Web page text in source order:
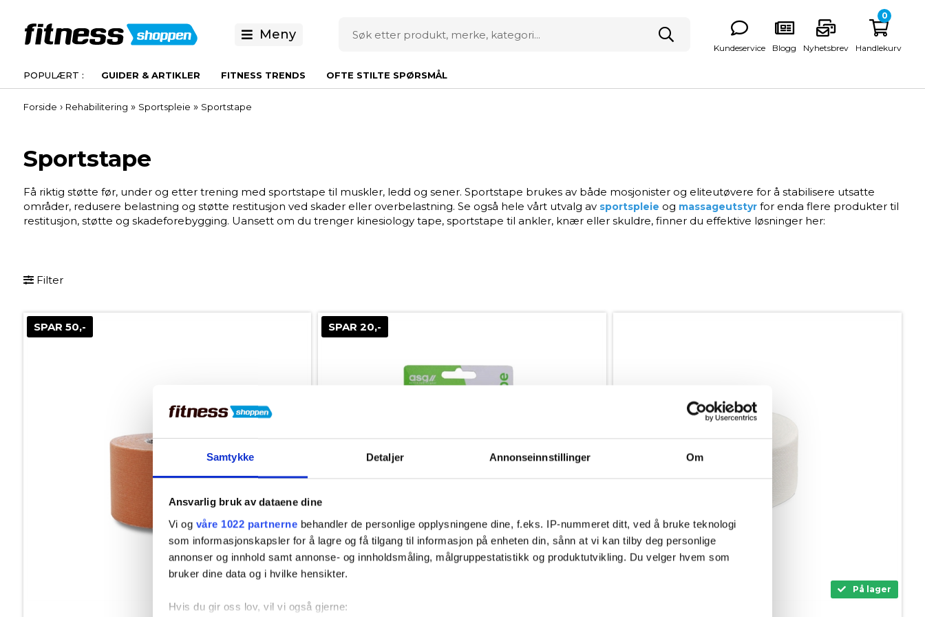
Samtykke Detaljer Annonseinnstillinger Om
Ansvarlig bruk av dataene dine
Vi og våre 1022 partnerne behandler de personlige opplysningene dine, f.eks. IP-nummeret ditt, ved å bruke teknologi
som informasjonskapsler for å lagre og få tilgang til informasjon på enheten din, sånn at vi kan tilby deg personlige
annonser og innhold samt annonse- og innholdsmåling, målgruppestatistikk og produktutvikling. Du velger hvem som
bruker dine data og i hvilke hensikter.
Hvis du gir oss lov, vil vi også gjerne:
Meny
Kundeservice Blogg Nyhetsbrev Handlekurv
0
GUIDER & ARTIKLER FITNESS TRENDS OFTE STILTE SPØRSMÅL
Forside › Rehabilitering » Sportspleie » Sportstape
Sportstape
Få riktig støtte før, under og etter trening med sportstape til muskler, ledd og sener. Sportstape brukes av både mosjonister og eliteutøvere for å stabilisere utsatte
områder, redusere belastning og støtte restitusjon ved skader eller overbelastning. Se også hele vårt utvalg av sportspleie og massageutstyrfor enda flere produkter til
restitusjon, støtte og skadeforebygging. Uansett om du trenger kinesiology tape, sportstape til ankler, knær eller skuldre, finner du effektive løsninger her:
Filter
SPAR 50,- SPAR 20,-
På lager